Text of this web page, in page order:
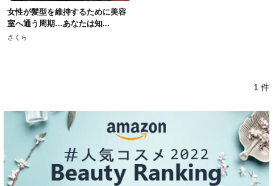
女性が髪型を維持するために美容
室へ通う周期…あなたは知...
さくら
1 件